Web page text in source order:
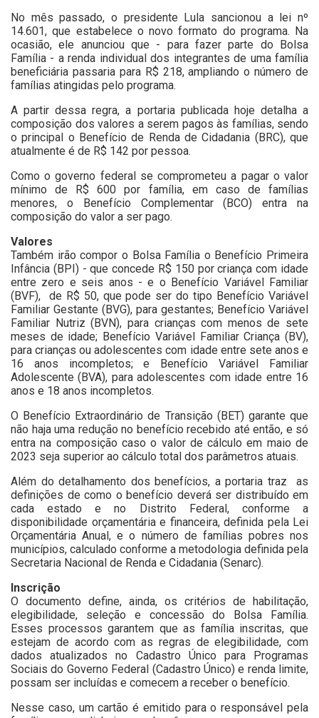
No mês passado, o presidente Lula sancionou a lei nº
14.601, que estabelece o novo formato do programa. Na
ocasião, ele anunciou que - para fazer parte do Bolsa
Família - a renda individual dos integrantes de uma família
beneficiária passaria para R$ 218, ampliando o número de
famílias atingidas pelo programa.
A partir dessa regra, a portaria publicada hoje detalha a
composição dos valores a serem pagos às famílias, sendo
o principal o Benefício de Renda de Cidadania (BRC), que
atualmente é de R$ 142 por pessoa.
Como o governo federal se comprometeu a pagar o valor
mínimo de R$ 600 por família, em caso de famílias
menores, o Benefício Complementar (BCO) entra na
composição do valor a ser pago.
Valores
Também irão compor o Bolsa Família o Benefício Primeira
Infância (BPI) - que concede R$ 150 por criança com idade
entre zero e seis anos - e o Benefício Variável Familiar
(BVF), de R$ 50, que pode ser do tipo Benefício Variável
Familiar Gestante (BVG), para gestantes; Benefício Variável
Familiar Nutriz (BVN), para crianças com menos de sete
meses de idade; Benefício Variável Familiar Criança (BV),
para crianças ou adolescentes com idade entre sete anos e
16 anos incompletos; e Benefício Variável Familiar
Adolescente (BVA), para adolescentes com idade entre 16
anos e 18 anos incompletos.
O Benefício Extraordinário de Transição (BET) garante que
não haja uma redução no benefício recebido até então, e só
entra na composição caso o valor de cálculo em maio de
2023 seja superior ao cálculo total dos parâmetros atuais.
Além do detalhamento dos benefícios, a portaria traz as
definições de como o benefício deverá ser distribuído em
cada estado e no Distrito Federal, conforme a
disponibilidade orçamentária e financeira, definida pela Lei
Orçamentária Anual, e o número de famílias pobres nos
municípios, calculado conforme a metodologia definida pela
Secretaria Nacional de Renda e Cidadania (Senarc).
Inscrição
O documento define, ainda, os critérios de habilitação,
elegibilidade, seleção e concessão do Bolsa Família.
Esses processos garantem que as família inscritas, que
estejam de acordo com as regras de elegibilidade, com
dados atualizados no Cadastro Único para Programas
Sociais do Governo Federal (Cadastro Único) e renda limite,
possam ser incluídas e comecem a receber o benefício.
Nesse caso, um cartão é emitido para o responsável pela